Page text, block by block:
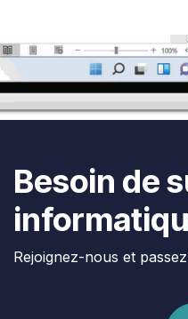
Besoin de
Rejoignez-nous et